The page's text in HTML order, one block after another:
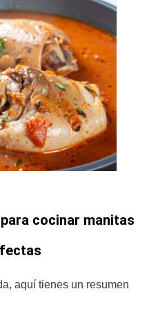
cocinar manitas
aquí tienes un resumen